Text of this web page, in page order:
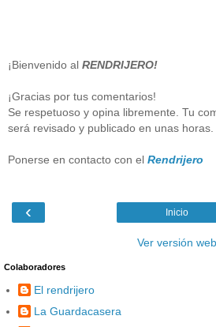
¡Bienvenido al RENDRIJERO!
¡Gracias por tus comentarios!
Se respetuoso y opina libremente. Tu
será revisado y publicado en unas horas.
Ponerse en contacto con el Rendrijero
‹ Inicio
Ver versión web
Colaboradores
El rendrijero
La Guardacasera